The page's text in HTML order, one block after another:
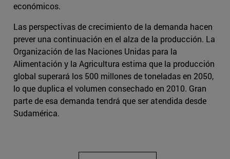
económicos.
Las perspectivas de crecimiento de la demanda hacen
prever una continuación en el alza de la producción. La
Organización de las Naciones Unidas para la
Alimentación y la Agricultura estima que la producción
global superará los 500 millones de toneladas en 2050,
lo que duplica el volumen consechado en 2010. Gran
parte de esa demanda tendrá que ser atendida desde
Sudamérica.